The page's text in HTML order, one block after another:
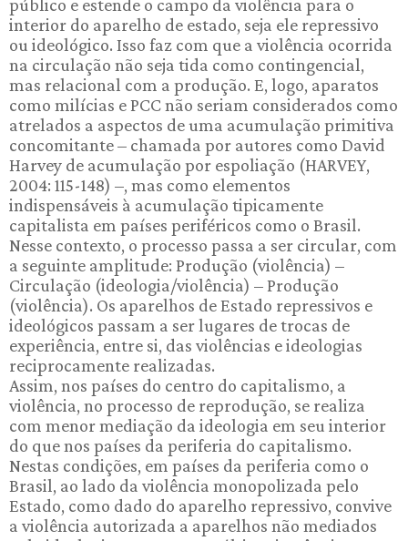
público e estende o campo da violência para o
interior do aparelho de estado, seja ele repressivo
ou ideológico. Isso faz com que a violência ocorrida
na circulação não seja tida como contingencial,
mas relacional com a produção. E, logo, aparatos
como milícias e PCC não seriam considerados como
atrelados a aspectos de uma acumulação primitiva
concomitante – chamada por autores como David
Harvey de acumulação por espoliação (HARVEY,
2004: 115-148) –, mas como elementos
indispensáveis à acumulação tipicamente
capitalista em países periféricos como o Brasil.
Nesse contexto, o processo passa a ser circular, com
a seguinte amplitude: Produção (violência) –
Circulação (ideologia/violência) – Produção
(violência). Os aparelhos de Estado repressivos e
ideológicos passam a ser lugares de trocas de
experiência, entre si, das violências e ideologias
reciprocamente realizadas.
Assim, nos países do centro do capitalismo, a
violência, no processo de reprodução, se realiza
com menor mediação da ideologia em seu interior
do que nos países da periferia do capitalismo.
Nestas condições, em países da periferia como o
Brasil, ao lado da violência monopolizada pelo
Estado, como dado do aparelho repressivo, convive
a violência autorizada a aparelhos não mediados